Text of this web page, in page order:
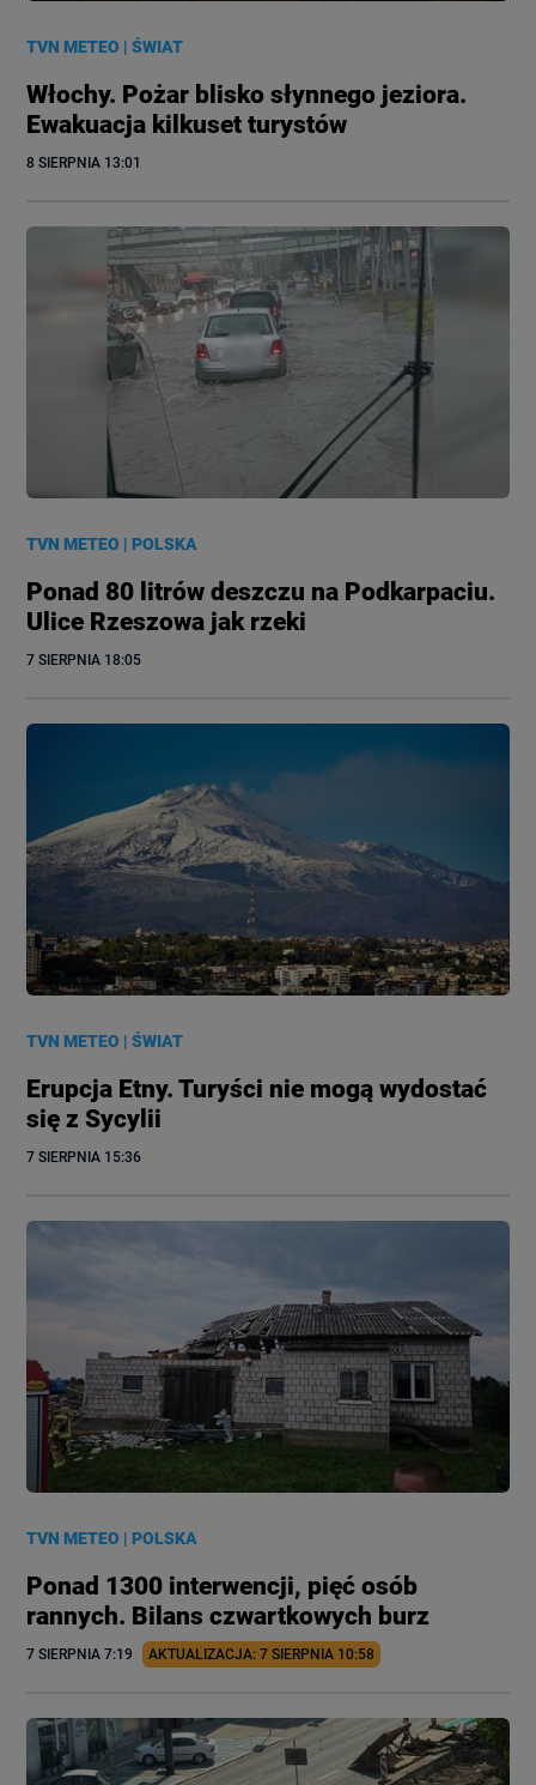
TVN METEO |ŚWIAT
Włochy. Pożar blisko słynnego jeziora.
Ewakuacja kilkuset turystów
8 SIERPNIA 13:01
TVN METEO |POLSKA
Ponad 80 litrów deszczu na Podkarpaciu.
Ulice Rzeszowa jak rzeki
7 SIERPNIA 18:05
TVN METEO |ŚWIAT
Erupcja Etny. Turyści nie mogą wydostać
się z Sycylii
7 SIERPNIA 15:36
TVN METEO |POLSKA
Ponad 1300 interwencji, pięć osób
rannych. Bilans czwartkowych burz
7 SIERPNIA 7:19 AKTUALIZACJA: 7 SIERPNIA 10:58